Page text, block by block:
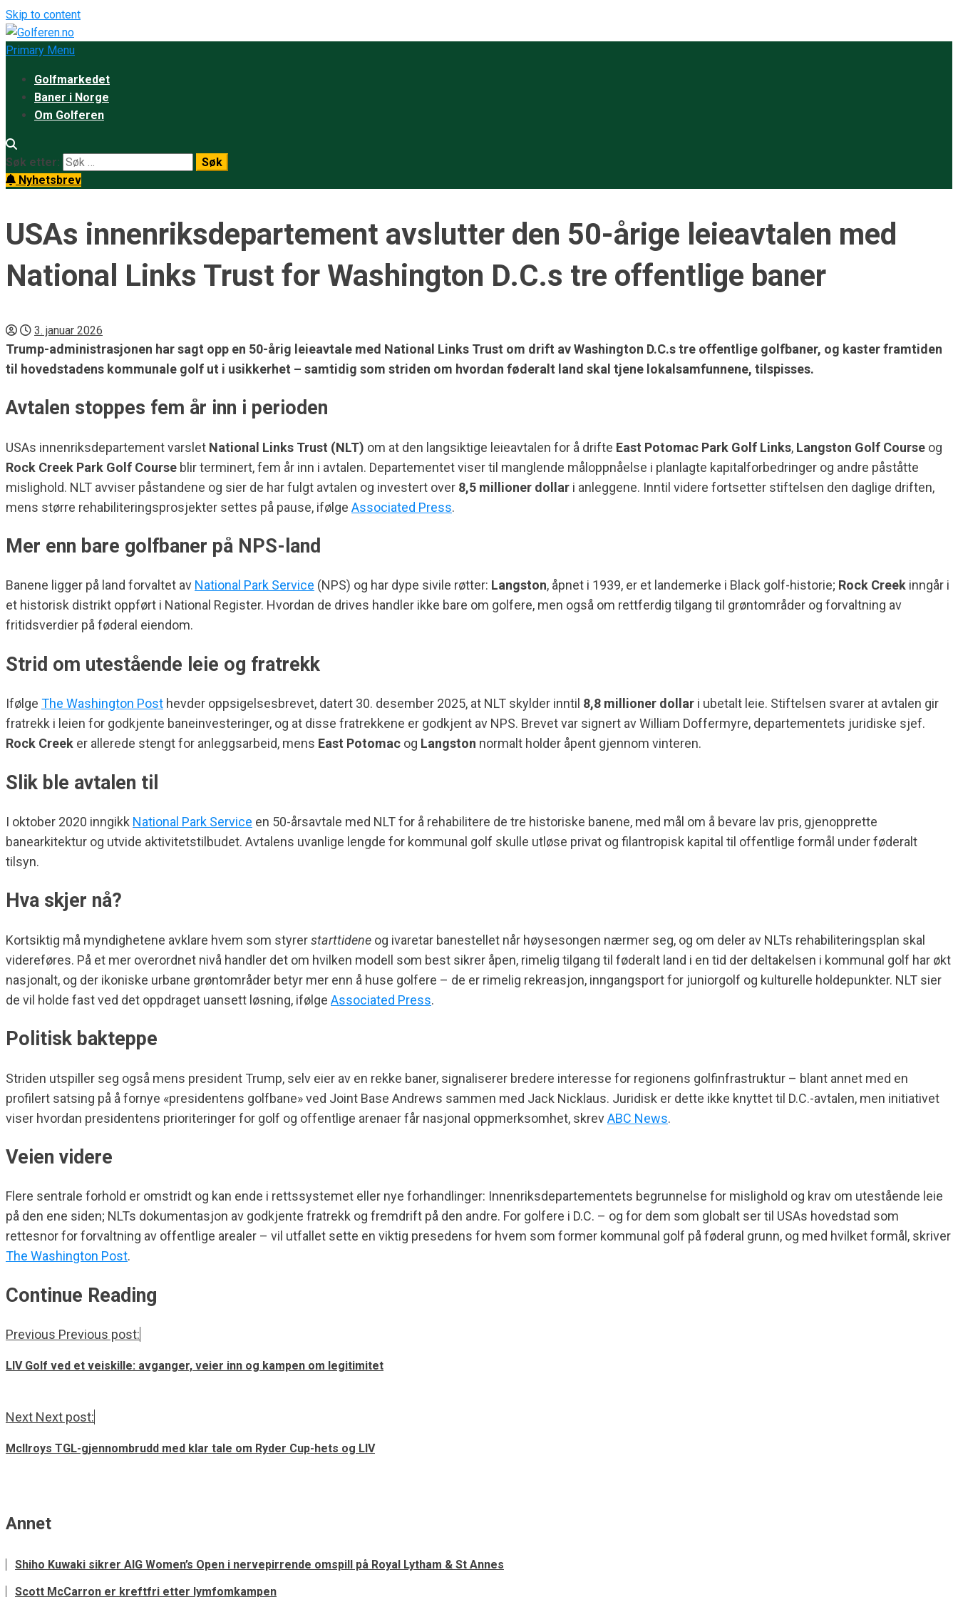
Skip to content
Primary Menu
Golfmarkedet
Baner i Norge
Om Golferen
Søk etter:
Nyhetsbrev
USAs innenriksdepartement avslutter den 50-årige leieavtalen med
National Links Trust for Washington D.C.s tre offentlige baner
3. januar 2026
Trump-administrasjonen har sagt opp en 50-årig leieavtale med National Links Trust om drift av Washington D.C.s tre offentlige golfbaner, og kaster framtiden
til hovedstadens kommunale golf ut i usikkerhet – samtidig som striden om hvordan føderalt land skal tjene lokalsamfunnene, tilspisses.
Avtalen stoppes fem år inn i perioden
USAs innenriksdepartement varslet National Links Trust (NLT) om at den langsiktige leieavtalen for å drifte East Potomac Park Golf Links, Langston Golf Course og
Rock Creek Park Golf Course blir terminert, fem år inn i avtalen. Departementet viser til manglende måloppnåelse i planlagte kapitalforbedringer og andre påståtte
mislighold. NLT avviser påstandene og sier de har fulgt avtalen og investert over 8,5 millioner dollar i anleggene. Inntil videre fortsetter stiftelsen den daglige driften,
mens større rehabiliteringsprosjekter settes på pause, ifølge Associated Press.
Mer enn bare golfbaner på NPS-land
Banene ligger på land forvaltet av National Park Service (NPS) og har dype sivile røtter: Langston, åpnet i 1939, er et landemerke i Black golf-historie; Rock Creek inngår i
et historisk distrikt oppført i National Register. Hvordan de drives handler ikke bare om golfere, men også om rettferdig tilgang til grøntområder og forvaltning av
fritidsverdier på føderal eiendom.
Strid om utestående leie og fratrekk
Ifølge The Washington Post hevder oppsigelsesbrevet, datert 30. desember 2025, at NLT skylder inntil 8,8 millioner dollar i ubetalt leie. Stiftelsen svarer at avtalen gir
fratrekk i leien for godkjente baneinvesteringer, og at disse fratrekkene er godkjent av NPS. Brevet var signert av William Doffermyre, departementets juridiske sjef.
Rock Creek er allerede stengt for anleggsarbeid, mens East Potomac og Langston normalt holder åpent gjennom vinteren.
Slik ble avtalen til
I oktober 2020 inngikk National Park Service en 50-årsavtale med NLT for å rehabilitere de tre historiske banene, med mål om å bevare lav pris, gjenopprette
banearkitektur og utvide aktivitetstilbudet. Avtalens uvanlige lengde for kommunal golf skulle utløse privat og filantropisk kapital til offentlige formål under føderalt
tilsyn.
Hva skjer nå?
Kortsiktig må myndighetene avklare hvem som styrerstarttidene og ivaretar banestellet når høysesongen nærmer seg, og om deler av NLTs rehabiliteringsplan skal
videreføres. På et mer overordnet nivå handler det om hvilken modell som best sikrer åpen, rimelig tilgang til føderalt land i en tid der deltakelsen i kommunal golf har økt
nasjonalt, og der ikoniske urbane grøntområder betyr mer enn å huse golfere – de er rimelig rekreasjon, inngangsport for juniorgolf og kulturelle holdepunkter. NLT sier
de vil holde fast ved det oppdraget uansett løsning, ifølge Associated Press.
Politisk bakteppe
Striden utspiller seg også mens president Trump, selv eier av en rekke baner, signaliserer bredere interesse for regionens golfinfrastruktur – blant annet med en
profilert satsing på å fornye «presidentens golfbane» ved Joint Base Andrews sammen med Jack Nicklaus. Juridisk er dette ikke knyttet til D.C.-avtalen, men initiativet
viser hvordan presidentens prioriteringer for golf og offentlige arenaer får nasjonal oppmerksomhet, skrevABC News.
Veien videre
Flere sentrale forhold er omstridt og kan ende i rettssystemet eller nye forhandlinger: Innenriksdepartementets begrunnelse for mislighold og krav om utestående leie
på den ene siden; NLTs dokumentasjon av godkjente fratrekk og fremdrift på den andre. For golfere i D.C. – og for dem som globalt ser til USAs hovedstad som
rettesnor for forvaltning av offentlige arealer – vil utfallet sette en viktig presedens for hvem som former kommunal golf på føderal grunn, og med hvilket formål, skriver
The Washington Post.
Continue Reading
Previous Previous post:
LIV Golf ved et veiskille: avganger, veier inn og kampen om legitimitet
Next Next post:
McIlroys TGL-gjennombrudd med klar tale om Ryder Cup-hets og LIV
Annet
Shiho Kuwaki sikrer AIG Women’s Open i nervepirrende omspill på Royal Lytham & St Annes
Scott McCarron er kreftfri etter lymfomkampen